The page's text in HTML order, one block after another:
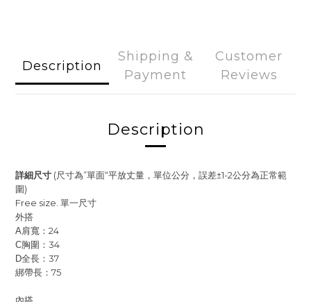
Description
Shipping &
Payment
Customer
Reviews
Description
詳細尺寸 (尺寸為”單面“平放丈量，單位公分，誤差±1-2公分為正常範
圍)
Free size. 單一尺寸
外搭
A肩寬：24
C胸圍：34
D全長：37
綁帶長：75